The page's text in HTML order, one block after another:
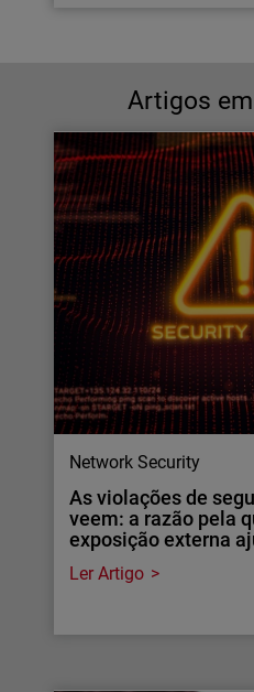
Artigos
Network Security
As violações de
veem: a razão pela
exposição externa
Ler Artigo